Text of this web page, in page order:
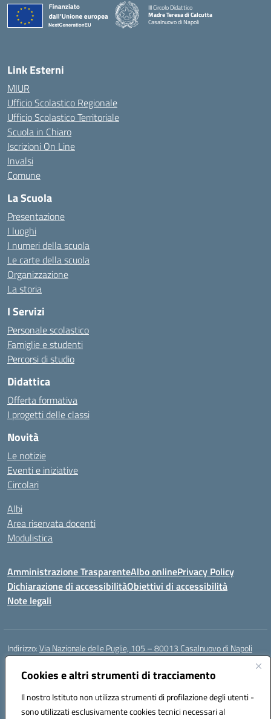
Cookies e altri strumenti di tracciamento
Il nostro Istituto non utilizza strumenti di profilazione degli utenti -
sono utilizzati esclusivamente cookies tecnici necessari al
III Circolo Didattico
Madre Teresa di Calcutta
Casalnuovo di Napoli
— Visita la pagina iniziale della scuola
Link Esterni
MIUR
Ufficio Scolastico Regionale
Ufficio Scolastico Territoriale
Scuola in Chiaro
Iscrizioni On Line
Invalsi
Comune
La Scuola
Presentazione
I luoghi
I numeri della scuola
Le carte della scuola
Organizzazione
La storia
I Servizi
Personale scolastico
Famiglie e studenti
Percorsi di studio
Didattica
Offerta formativa
I progetti delle classi
Novità
Le notizie
Eventi e iniziative
Circolari
Albi
Area riservata docenti
Modulistica
Amministrazione TrasparenteAlbo onlinePrivacy Policy
Dichiarazione di accessibilitàObiettivi di accessibilità
Note legali
Indirizzo:Via Nazionale delle Puglie, 105 – 80013 Casalnuovo di Napoli
Centralino:
Email:naee32300a@istruzione.it
Codice fiscale: 93007720639